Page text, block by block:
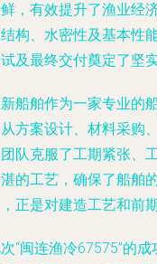
，有效提升了渔业经
构、水密性及基本性
及最终交付奠定了坚实
船舶作为一家专业的
方案设计、材料采购
队克服了工期紧张、
的工艺，确保了船舶
正是对建造工艺和前
“闽连渔冷67575”的